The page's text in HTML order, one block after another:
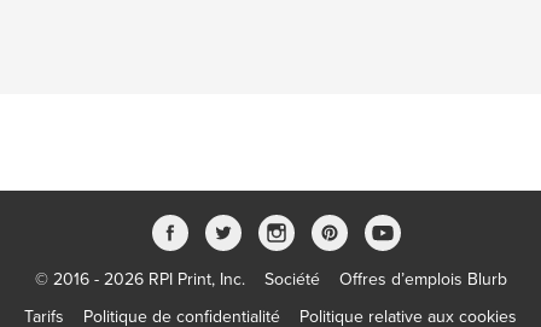
© 2016 - 2026 RPI Print, Inc. Société
Offres d’emplois Blurb
Tarifs
Politique de confidentialité Politique relative aux cookies